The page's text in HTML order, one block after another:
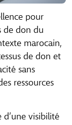
pour
de don du
marocain,
de don et
sans
ressources
d’une visibilité